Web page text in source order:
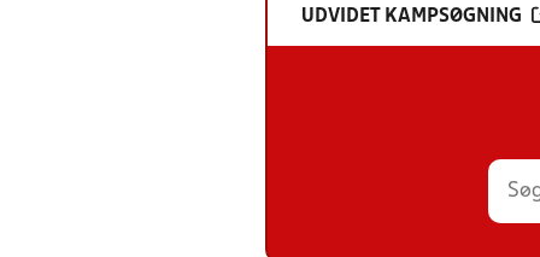
UDVIDET KAMPSØGNING